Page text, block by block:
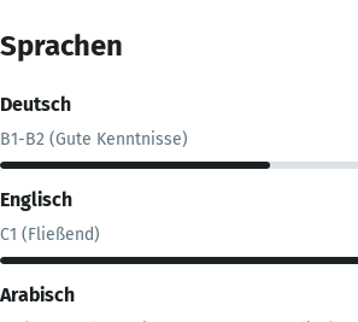
Sprachen
Deutsch
B1-B2 (Gute Kenntnisse)
Englisch
C1 (Fließend)
Arabisch